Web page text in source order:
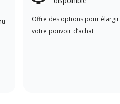
Offre des options pour élargir
votre pouvoir d’achat